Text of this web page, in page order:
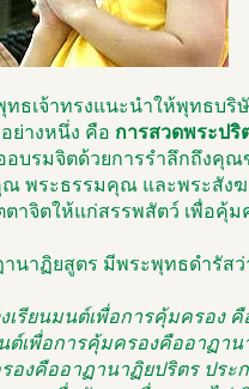
ธเจ้าทรงแนะนำให้พุทธบริ
ย่างหนึ่ง คือ การสวดพระปริ
บรมจิตด้วยการรำลึกถึงคุณ
พระธรรมคุณ และพระสัง
าจิตให้แก่สรรพสัตว์ เพื่อคุ้ม
านาฏิยสูตร มีพระพุทธดำรัสว่
เรียนมนต์เพื่อการคุ้มครอง
ต์เพื่อการคุ้มครองคืออาฏาน
งคืออาฏานาฏิยปริตร ประ